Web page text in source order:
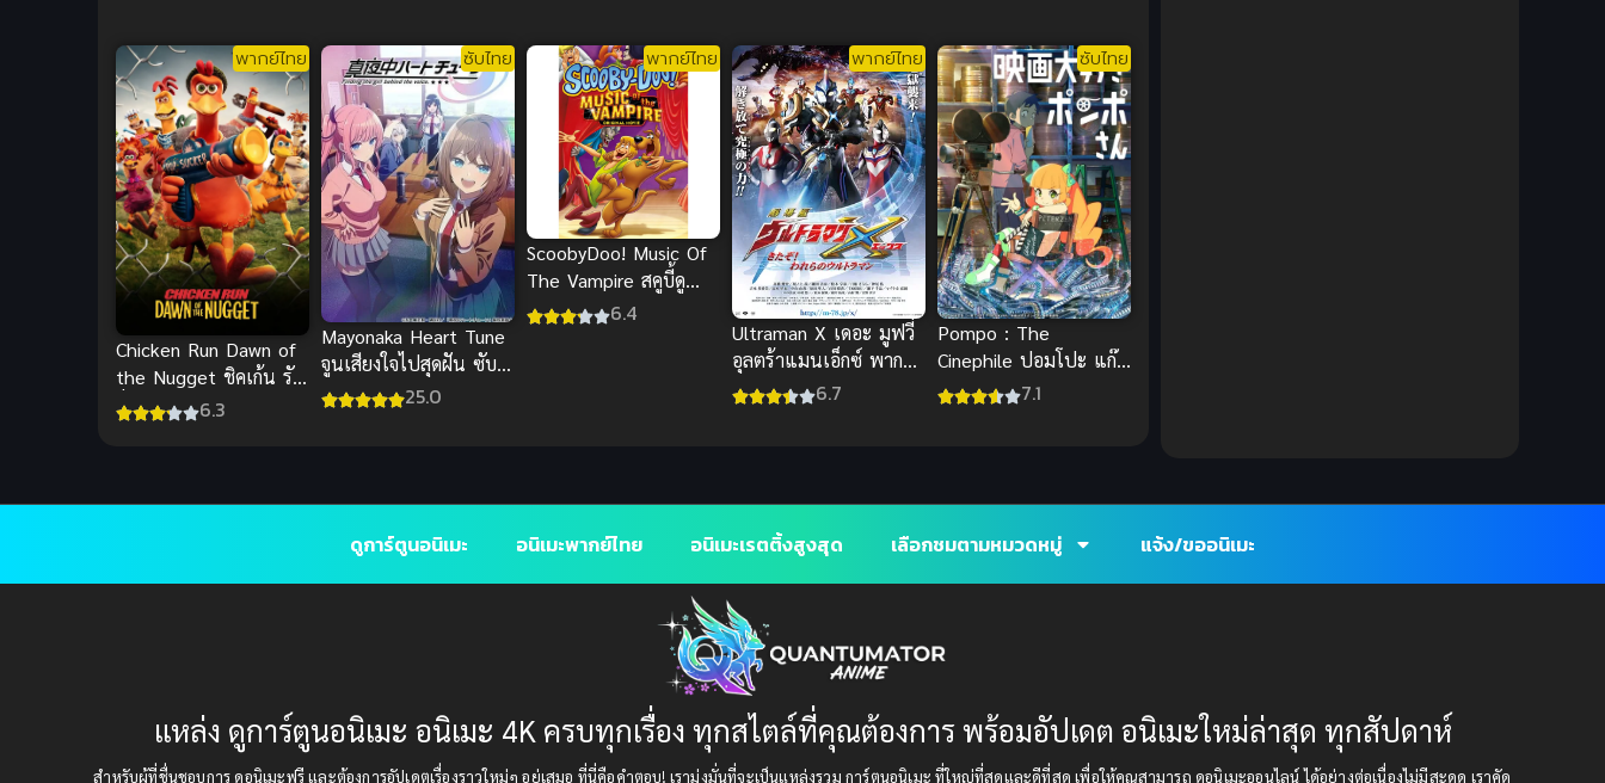
พากย์ไทย
Chicken Run Dawn of
the Nugget ชิคเก้น รัน
วิ่ง สู้ กระต๊าก พากย์
6.3
ซับไทย
Mayonaka Heart Tune
จูนเสียงใจไปสุดฝัน ซับ
ไทย
25.0
พากย์ไทย
ScoobyDoo! Music Of
The Vampire สคูบี้ดู
มนต์เพลงแวมไพร์
6.4
พากย์ไทย
Ultraman X เดอะ มูฟวี่
อุลตร้าแมนเอ็กซ์ พากย์
ไทย ศึกรวมพลังฮีโร่สุด
6.7
ซับไทย
Pompo : The
Cinephile ปอมโปะ แก๊ง
ป่วนก๊วนทำหนัง ซับไทย
7.1
Donghua
Drama (ดราม่า) (112)
DreamWorks(4)
ดูการ์ตูนอนิเมะ อนิเมะพากย์ไทย อนิเมะเรตติ้งสูงสุด เลือกชมตามหมวดหมู่ แจ้ง/ขออนิเมะ
แหล่ง ดูการ์ตูนอนิเมะ อนิเมะ 4K ครบทุกเรื่อง ทุกสไตล์ที่คุณต้องการ พร้อมอัปเดต อนิเมะใหม่ล่าสุด ทุกสัปดาห์
สำหรับผู้ที่ชื่นชอบการ ดูอนิเมะฟรี และต้องการอัปเดตเรื่องราวใหม่ๆ อยู่เสมอ ที่นี่คือคำตอบ! เรามุ่งมั่นที่จะเป็นแหล่งรวม การ์ตูนอนิเมะ ที่ใหญ่ที่สุดและดีที่สุด เพื่อให้คุณสามารถ ดูอนิเมะออนไลน์ ได้อย่างต่อเนื่องไม่มีสะดุด เราคัด